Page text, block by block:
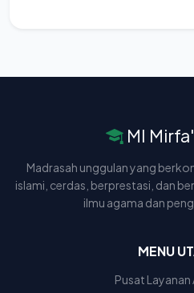
MI
Madrasah unggulan yang
islami, cerdas, berprestasi, dan
ilmu agama dan
MENU
Pusat